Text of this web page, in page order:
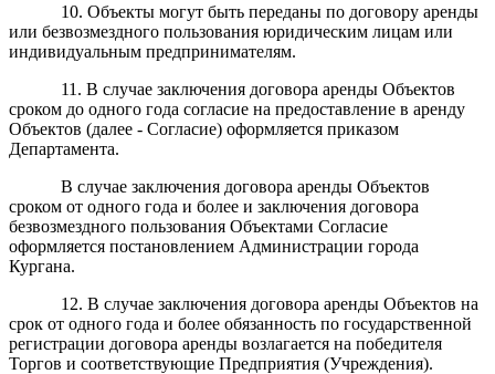
10. Объекты могут быть переданы по договору аренды
или безвозмездного пользования юридическим лицам или
индивидуальным предпринимателям.
11. В случае заключения договора аренды Объектов
сроком до одного года согласие на предоставление в аренду
Объектов (далее - Согласие) оформляется приказом
Департамента.
В случае заключения договора аренды Объектов
сроком от одного года и более и заключения договора
безвозмездного пользования Объектами Согласие
оформляется постановлением Администрации города
Кургана.
12. В случае заключения договора аренды Объектов на
срок от одного года и более обязанность по государственной
регистрации договора аренды возлагается на победителя
Торгов и соответствующие Предприятия (Учреждения).